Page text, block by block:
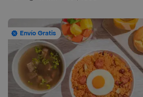
Envío Gratis